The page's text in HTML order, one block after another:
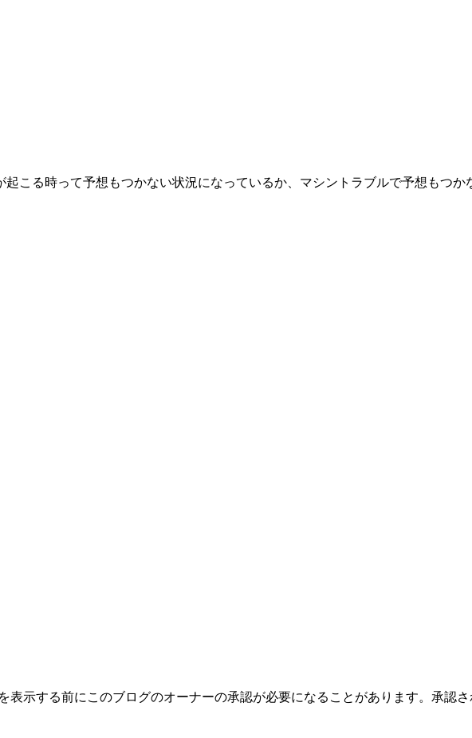
こる時って予想もつかない状況になっているか、マシントラブルで予想もつか
示する前にこのブログのオーナーの承認が必要になることがあります。承認さ